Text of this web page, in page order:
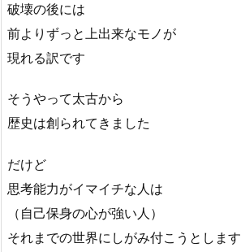
破壊の後には
前よりずっと上出来なモノが
現れる訳です
そうやって太古から
歴史は創られてきました
だけど
思考能力がイマイチな人は
（自己保身の心が強い人）
それまでの世界にしがみ付こうとします